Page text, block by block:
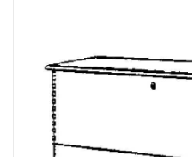
Tijdschriften
Nieuwe tekeningen